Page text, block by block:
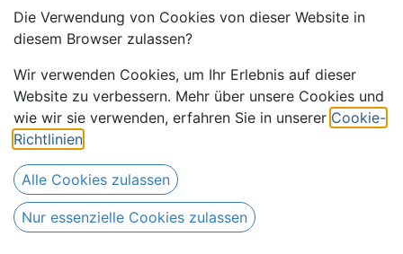
Bazin uni Color 661-hellgrün,
30 m
390,00€ Alle Preise inkl. MwSt.
Versandkosten 510,00€
Die Verwendung von Cookies von dieser Website in
diesem Browser zulassen?
Wir verwenden Cookies, um Ihr Erlebnis auf dieser
Website zu verbessern. Mehr über unsere Cookies und
wie wir sie verwenden, erfahren Sie in unserer Cookie-
Richtlinien
Alle Cookies zulassen
Nur essenzielle Cookies zulassen